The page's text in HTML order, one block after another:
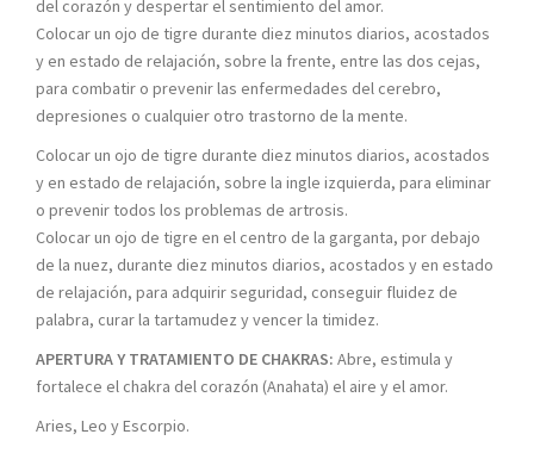
del corazón y despertar el sentimiento del amor.
Colocar un ojo de tigre durante diez minutos diarios, acostados
y en estado de relajación, sobre la frente, entre las dos cejas,
para combatir o prevenir las enfermedades del cerebro,
depresiones o cualquier otro trastorno de la mente.
Colocar un ojo de tigre durante diez minutos diarios, acostados
y en estado de relajación, sobre la ingle izquierda, para eliminar
o prevenir todos los problemas de artrosis.
Colocar un ojo de tigre en el centro de la garganta, por debajo
de la nuez, durante diez minutos diarios, acostados y en estado
de relajación, para adquirir seguridad, conseguir fluidez de
palabra, curar la tartamudez y vencer la timidez.
APERTURA Y TRATAMIENTO DE CHAKRAS: Abre, estimula y
fortalece el chakra del corazón (Anahata) el aire y el amor.
Aries, Leo y Escorpio.